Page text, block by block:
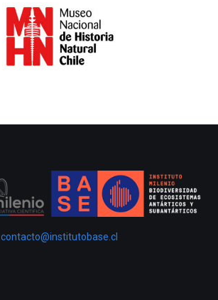
contacto@institutobase.cl